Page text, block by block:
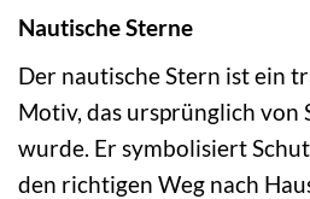
Nautische Sterne
Der nautische Stern ist ein
Motiv, das ursprünglich von
wurde. Er symbolisiert
den richtigen Weg nach